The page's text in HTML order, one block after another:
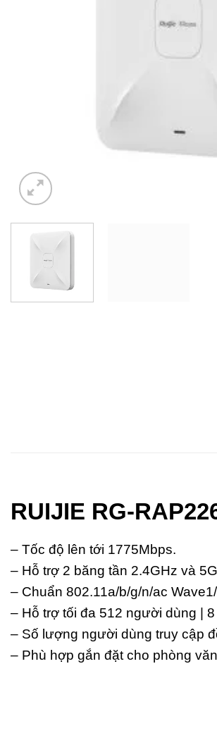
RUIJIE RG-
– Tốc độ lên tới 1775Mbps.
– Hỗ trợ 2 băng tần 2.4GHz và
– Chuẩn 802.11a/b/g/n/ac
– Hỗ trợ tối đa 512 người dùng | 8
– Số lượng người dùng truy cập
– Phù hợp gắn đặt cho phòng